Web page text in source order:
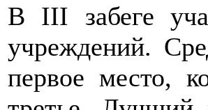
В III забеге
учреждений.
первое место,